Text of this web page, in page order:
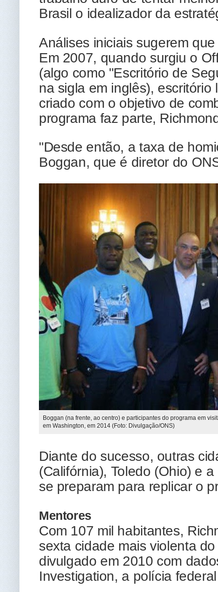
Brasil o idealizador da
Análises iniciais sugerem
Em 2007, quando surgiu o
(algo como "Escritório de
na sigla em inglês),
criado com o objetivo de
programa faz parte,
"Desde então, a taxa de
Boggan, que é diretor do
Boggan (na frente, ao centro) e participantes do programa em
em Washington, em 2014 (Foto: Divulgação/ONS)
Diante do sucesso, outras
(Califórnia), Toledo (Ohio) e
se preparam para replicar o
Mentores
Com 107 mil habitantes,
sexta cidade mais violenta
divulgado em 2010 com
Investigation, a polícia